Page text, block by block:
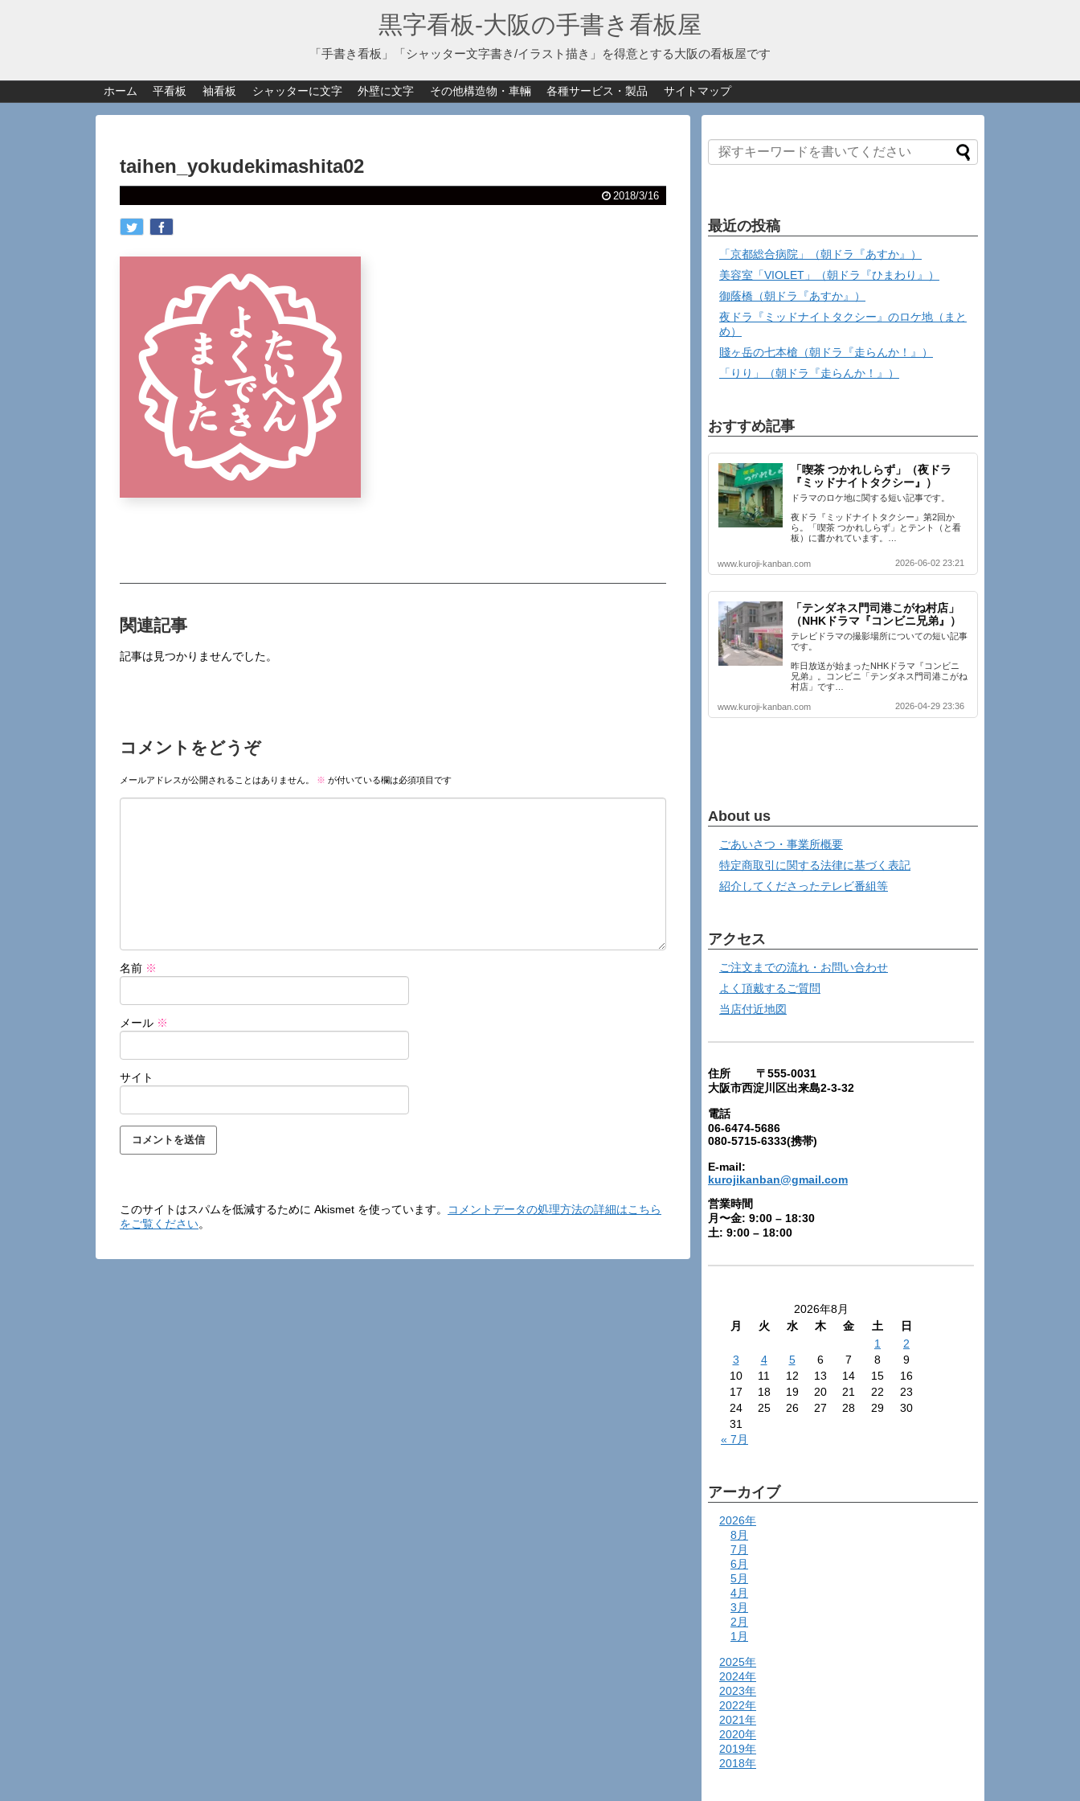
黒字看板‐大阪の手書き看板屋
「手書き看板」「シャッター文字書き/イラスト描き」を得意とする大阪の看板屋です
ホーム 平看板 袖看板 シャッターに文字 外壁に文字 その他構造物・車輛 各種サービス・製品 サイトマップ
taihen_yokudekimashita02
2018/3/16
関連記事
記事は見つかりませんでした。
コメントをどうぞ
メールアドレスが公開されることはありません。 ※ が付いている欄は必須項目です
名前 ※
メール ※
サイト
このサイトはスパムを低減するために Akismet を使っています。
コメントデータの処理方法の詳細はこちら
をご覧ください。
最近の投稿
「京都総合病院」（朝ドラ『あすか』）
美容室「VIOLET」（朝ドラ『ひまわり』）
御蔭橋（朝ドラ『あすか』）
夜ドラ『ミッドナイトタクシー』のロケ地（まと
め）
賤ヶ岳の七本槍（朝ドラ『走らんか！』）
「りり」（朝ドラ『走らんか！』）
おすすめ記事
「喫茶 つかれしらず」（夜ドラ
『ミッドナイトタクシー』）
ドラマのロケ地に関する短い記事です。
夜ドラ『ミッドナイトタクシー』第2回か
ら。「喫茶 つかれしらず」とテント（と看
板）に書かれています。…
www.kuroji-kanban.com 2026-06-02 23:21
「テンダネス門司港こがね村店」
（NHKドラマ『コンビニ兄弟』）
テレビドラマの撮影場所についての短い記事
です。
昨日放送が始まったNHKドラマ『コンビニ
兄弟』。コンビニ「テンダネス門司港こがね
村店」です…
www.kuroji-kanban.com 2026-04-29 23:36
About us
ごあいさつ・事業所概要
特定商取引に関する法律に基づく表記
紹介してくださったテレビ番組等
アクセス
ご注文までの流れ・お問い合わせ
よく頂戴するご質問
当店付近地図
住所 〒555-0031
大阪市西淀川区出来島2-3-32
電話
06-6474-5686
080-5715-6333(携帯)
E-mail:
kurojikanban@gmail.com
営業時間
月〜金: 9:00 – 18:30
土: 9:00 – 18:00
2026年8月
月
火 水 木 金 土
日
1
2
3
4 5 6 7 8
9
10
11 12 13 14 15
16
17
18 19 20 21 22
23
24
25 26 27 28 29
30
31
« 7月
アーカイブ
2026年
8月
7月
6月
5月
4月
3月
2月
1月
2025年
2024年
2023年
2022年
2021年
2020年
2019年
2018年